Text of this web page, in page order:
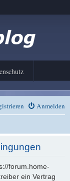
Anmelden
forum.home-
ein Vertrag